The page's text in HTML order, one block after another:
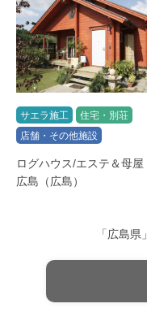
サエラ施工
住宅・別荘
店舗・その他施設
ログハウス/エステ＆母屋
広島（広島）
「広島